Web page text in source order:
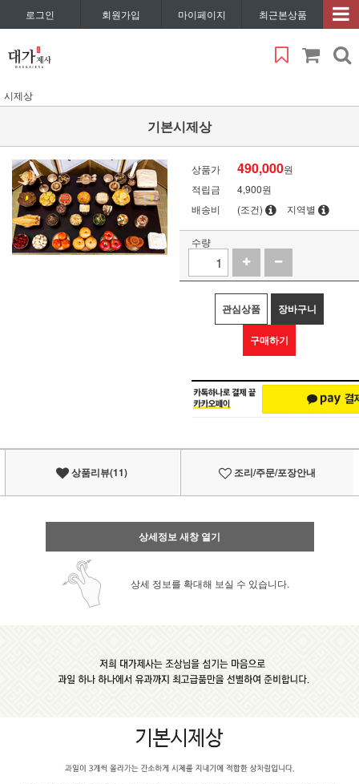
로그인 회원가입 마이페이지 최근본상품
시제상
기본시제상
상품가 490,000원
적립금
4,900원
배송비
(조건) 지역별
수량
관심상품 장바구니
구매하기
상품리뷰(11) 조리/주문/포장안내
상세정보 새창 열기
상세 정보를 확대해 보실 수 있습니다.